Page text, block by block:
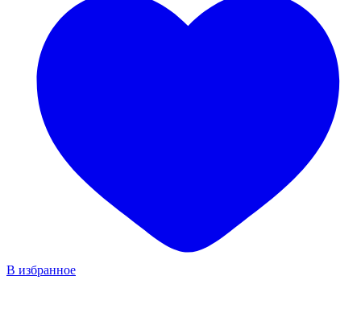
В избранное